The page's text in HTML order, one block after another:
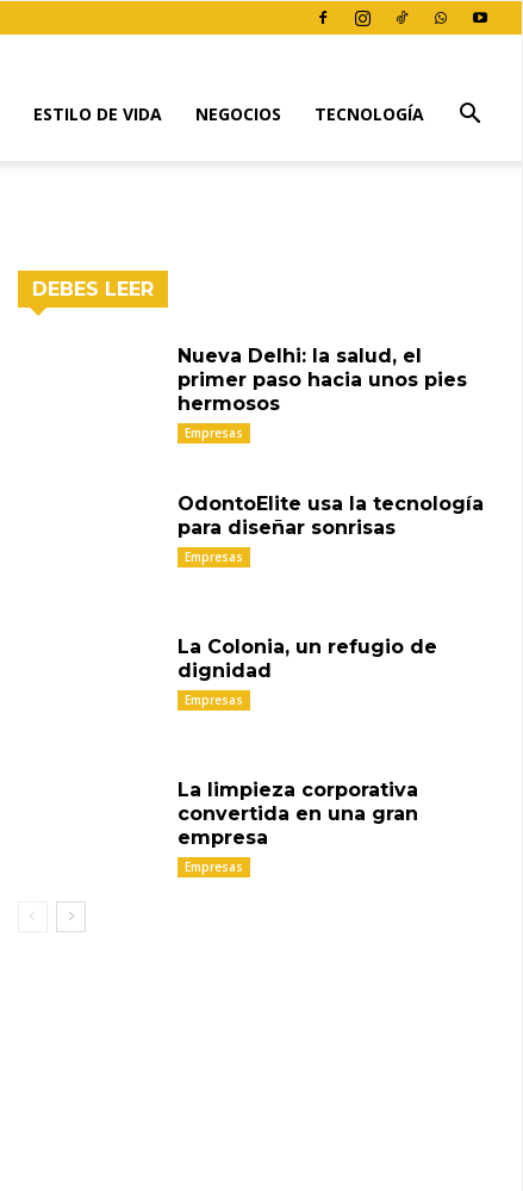
ESTILO DE VIDA NEGOCIOS TECNOLOGÍA
DEBES LEER
Nueva Delhi: la salud, el
primer paso hacia unos pies
hermosos
Empresas
OdontoElite usa la tecnología
para diseñar sonrisas
Empresas
La Colonia, un refugio de
dignidad
Empresas
La limpieza corporativa
convertida en una gran
empresa
Empresas